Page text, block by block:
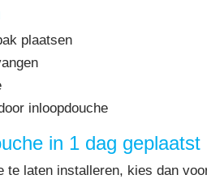
plaatsen
inloopdouche
in 1 dag geplaatst
te laten installeren, kies dan